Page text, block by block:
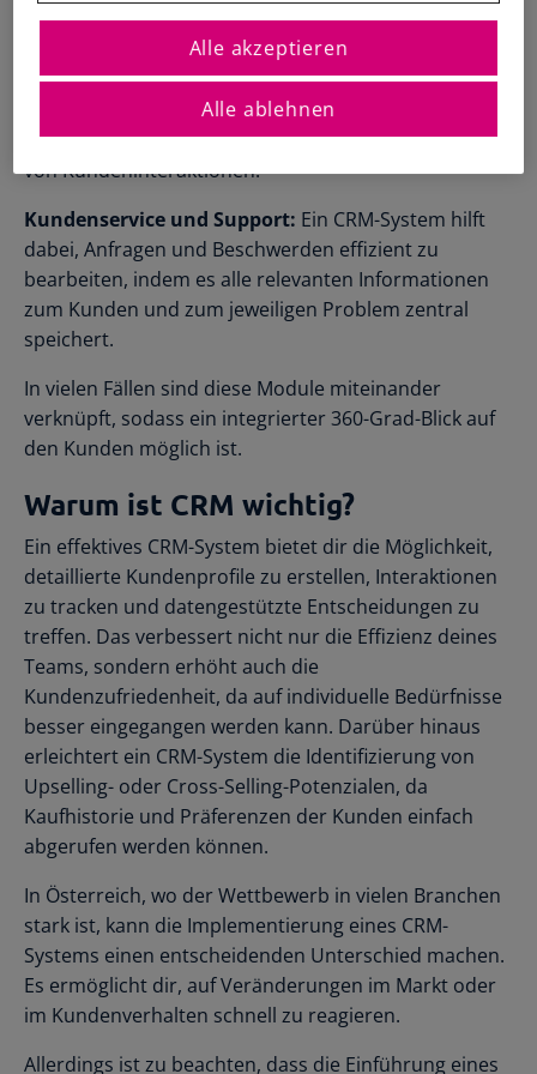
Alle Funktionen
Übersicht & Infos
Übersichtliche Entscheidungshilfen
Starthilfe-Paket
Hilfe beim Aufsetzen der Buchhaltung
Registrierte Steuerberater und
Buchhalter
Marketingautomation:Dieses Modul unterstützt bei
der Planung, Durchführung und Analyse von
Marketingkampagnen. Es ermöglicht Segmentierung
von Kundendaten, E-Mail-Marketing und das Tracking
von Kundeninteraktionen.
Kundenservice und Support: Ein CRM-System hilft
dabei, Anfragen und Beschwerden effizient zu
bearbeiten, indem es alle relevanten Informationen
zum Kunden und zum jeweiligen Problem zentral
speichert.
In vielen Fällen sind diese Module miteinander
verknüpft, sodass ein integrierter 360-Grad-Blick auf
den Kunden möglich ist.
Warum ist CRM wichtig?
Ein effektives CRM-System bietet dir die Möglichkeit,
detaillierte Kundenprofile zu erstellen, Interaktionen
zu tracken und datengestützte Entscheidungen zu
treffen. Das verbessert nicht nur die Effizienz deines
Teams, sondern erhöht auch die
Kundenzufriedenheit, da auf individuelle Bedürfnisse
besser eingegangen werden kann. Darüber hinaus
erleichtert ein CRM-System die Identifizierung von
Upselling- oder Cross-Selling-Potenzialen, da
Kaufhistorie und Präferenzen der Kunden einfach
abgerufen werden können.
In Österreich, wo der Wettbewerb in vielen Branchen
stark ist, kann die Implementierung eines CRM-
Systems einen entscheidenden Unterschied machen.
Es ermöglicht dir, auf Veränderungen im Markt oder
im Kundenverhalten schnell zu reagieren.
Allerdings ist zu beachten, dass die Einführung eines
Alle ablehnen
Alle akzeptieren